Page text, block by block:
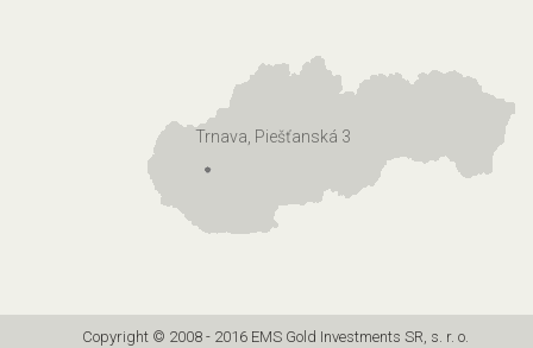
Trnava, Piešťanská 3
Copyright © 2008 - 2016 EMS Gold Investments SR, s. r. o.